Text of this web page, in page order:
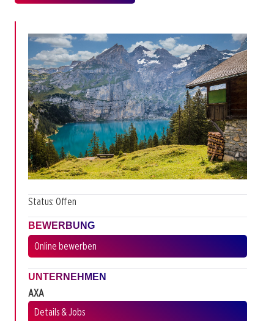
Status: Offen
BEWERBUNG
Online bewerben
UNTERNEHMEN
AXA
Details & Jobs